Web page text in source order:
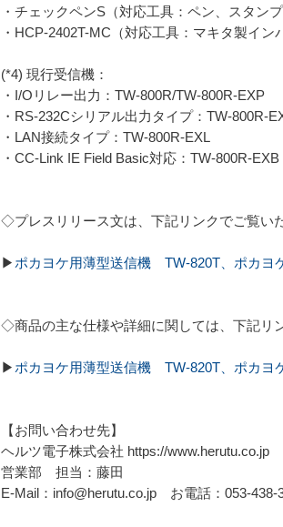
・チェックペンS（対応工具：ペン、スタンプ
・HCP-2402T-MC（対応工具：マキタ製イ
(*4) 現行受信機：
・I/Oリレー出力：TW-800R/TW-800R-EXP
・RS-232Cシリアル出力タイプ：TW-800R-
・LAN接続タイプ：TW-800R-EXL
・CC-Link IE Field Basic対応：TW-800R-EXB
◇プレスリリース文は、下記リンクでご覧い
▶ ポカヨケ用薄型送信機 TW-820T、ポカ
◇商品の主な仕様や詳細に関しては、下記リ
▶ ポカヨケ用薄型送信機 TW-820T、ポカ
【お問い合わせ先】
ヘルツ電子株式会社 https://www.herutu.co.jp
営業部 担当：藤田
E-Mail：info@herutu.co.jp お電話：053-438-